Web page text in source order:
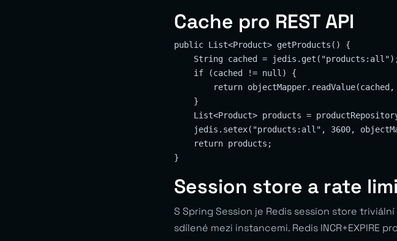
Cache pro REST API
public List<Product> getProducts() {
String cached =
    if (cached != null) {
return
    }
List<Product> products =
jedis.setex("products:all", 3600,
    return products;
Session store a rate
S Spring Session je Redis session store
sdílené mezi instancemi. Redis INCR+EXPIRE